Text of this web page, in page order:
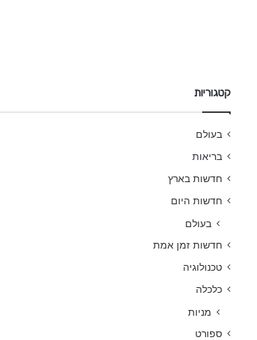
קטגוריות
בעולם
בריאות
חדשות בארץ
חדשות היום
בעולם
חדשות זמן אמת
טכנולוגיה
כלכלה
מניות
ספורט